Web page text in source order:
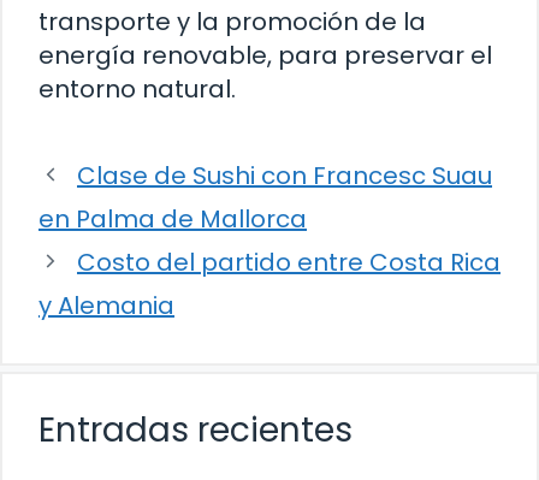
transporte y la promoción de la
energía renovable, para preservar el
entorno natural.
Clase de Sushi con Francesc Suau
en Palma de Mallorca
Costo del partido entre Costa Rica
y Alemania
Entradas recientes